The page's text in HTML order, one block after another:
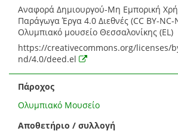
Αναφορά Δημιουργού-Μη Εμπορική
Παράγωγα Έργα 4.0 Διεθνές (CC BY-NC-
Ολυμπιακό μουσείο Θεσσαλονίκης (EL)
https://creativecommons.org/licenses/
nd/4.0/deed.el
Πάροχος
Ολυμπιακό Μουσείο
Αποθετήριο / συλλογή